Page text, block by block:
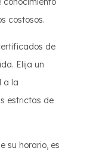
costosos.
de
Elija un
a la
estrictas de
su horario, es